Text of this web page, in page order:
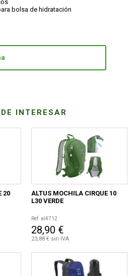
bolsa de hidratación
INTERESAR
20
ALTUS MOCHILA CIRQUE 10
L30 VERDE
Ref. al4712
28,90 €
23,88 € sin IVA